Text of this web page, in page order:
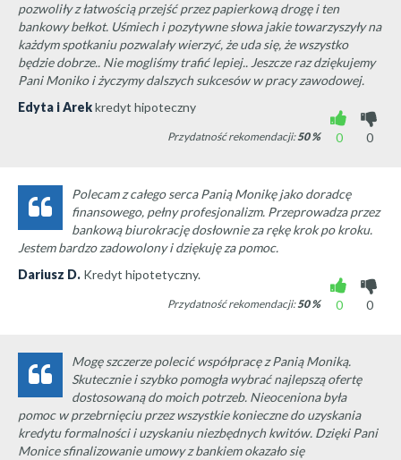
pozwoliły z łatwością przejść przez papierkową drogę i ten
bankowy bełkot. Uśmiech i pozytywne słowa jakie towarzyszyły na
każdym spotkaniu pozwalały wierzyć, że uda się, że wszystko
będzie dobrze.. Nie mogliśmy trafić lepiej.. Jeszcze raz dziękujemy
Pani Moniko i życzymy dalszych sukcesów w pracy zawodowej.
Edyta i Arekkredyt hipoteczny
0
0
Przydatność rekomendacji:50%
Polecam z całego serca Panią Monikę jako doradcę
finansowego, pełny profesjonalizm. Przeprowadza przez
bankową biurokrację dosłownie za rękę krok po kroku.
Jestem bardzo zadowolony i dziękuję za pomoc.
Dariusz D. Kredyt hipotetyczny.
0
0
Przydatność rekomendacji:50%
Mogę szczerze polecić współpracę z Panią Moniką.
Skutecznie i szybko pomogła wybrać najlepszą ofertę
dostosowaną do moich potrzeb. Nieoceniona była
pomoc w przebrnięciu przez wszystkie konieczne do uzyskania
kredytu formalności i uzyskaniu niezbędnych kwitów. Dzięki Pani
Monice sfinalizowanie umowy z bankiem okazało się